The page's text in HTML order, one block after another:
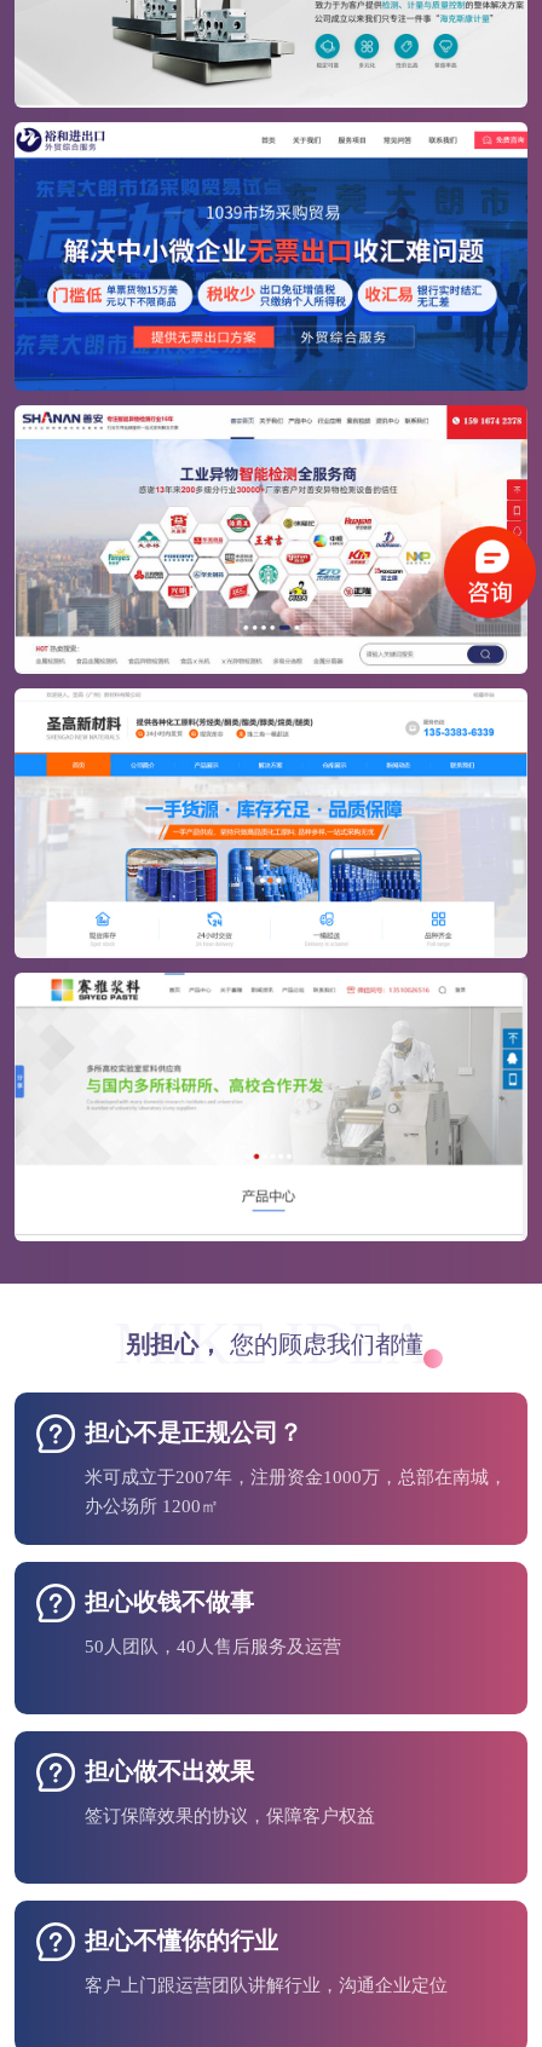
MIKE IDEA
别担心， 您的顾虑我们都懂
担心不是正规公司？
米可成立于2007年，注册资金1000万，总部在南城，
办公场所 1200㎡
担心收钱不做事
50人团队，40人售后服务及运营
担心做不出效果
签订保障效果的协议，保障客户权益
担心不懂你的行业
客户上门跟运营团队讲解行业，沟通企业定位